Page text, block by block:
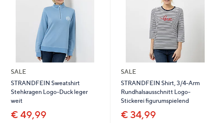
SALE
STRANDFEIN Sweatshirt
Stehkragen Logo-Duck leger
weit
€ 49,99
SALE
STRANDFEIN Shirt, 3/4-Arm
Rundhalsausschnitt Logo-
Stickerei figurumspielend
€ 34,99